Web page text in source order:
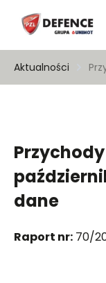
Aktualności
dane
Raport nr: 70/